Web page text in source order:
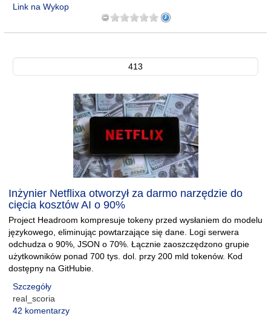
Link na Wykop
413
Inżynier Netflixa otworzył za darmo narzędzie do
cięcia kosztów AI o 90%
Project Headroom kompresuje tokeny przed wysłaniem do modelu
językowego, eliminując powtarzające się dane. Logi serwera
odchudza o 90%, JSON o 70%. Łącznie zaoszczędzono grupie
użytkowników ponad 700 tys. dol. przy 200 mld tokenów. Kod
dostępny na GitHubie.
Szczegóły
real_scoria
42 komentarzy